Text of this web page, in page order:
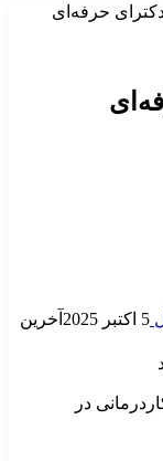
حرفه‌ای
5 اکتبر 2025
آخرین